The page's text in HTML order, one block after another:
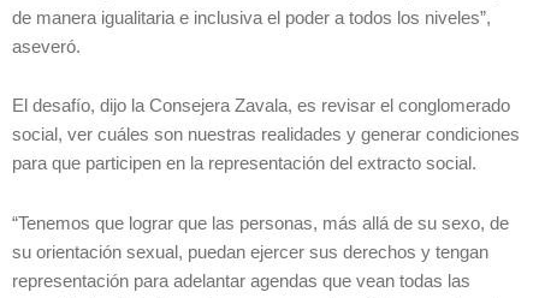
de manera igualitaria e inclusiva el poder a todos los niveles”,
aseveró.
El desafío, dijo la Consejera Zavala, es revisar el conglomerado
social, ver cuáles son nuestras realidades y generar condiciones
para que participen en la representación del extracto social.
“Tenemos que lograr que las personas, más allá de su sexo, de
su orientación sexual, puedan ejercer sus derechos y tengan
representación para adelantar agendas que vean todas las